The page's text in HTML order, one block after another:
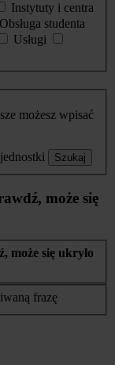
Instytuty i centra
Obsługa studenta
Usługi
możesz wpisać
Szukaj
może się
może się ukryło
frazę